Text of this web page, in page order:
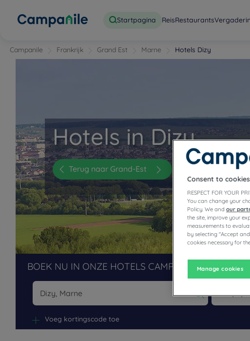
Startpagina ReisRestaurants
Campanile Frankrijk Grand Est Marne Hotels Dizy
Hotels in Dizy
Terug naar Grand-Est
BOEK NU IN ONZE HOTELS CAMPANILE
Voeg kortingscode toe
Consent to cookies
RESPECT FOR YOUR
You can change your
Policy. We and our
the site, improve your
measurements to
by selecting "Accept
cookies necessary for
Manage cookies